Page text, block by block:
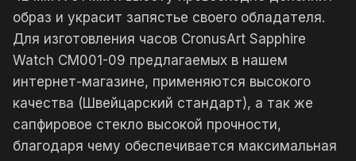
образ и украсит запястье своего обладателя.
Для изготовления часов CronusArt Sapphire
Watch CM001-09 предлагаемых в нашем
интернет-магазине, применяются высокого
качества (Швейцарский стандарт), а так же
сапфировое стекло высокой прочности,
благодаря чему обеспечивается максимальная